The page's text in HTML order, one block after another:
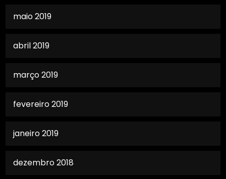
maio 2019
abril 2019
março 2019
fevereiro 2019
janeiro 2019
dezembro 2018